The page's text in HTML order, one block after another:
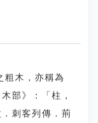
粗木，亦稱為
部》：「柱，
刺客列傳．荊